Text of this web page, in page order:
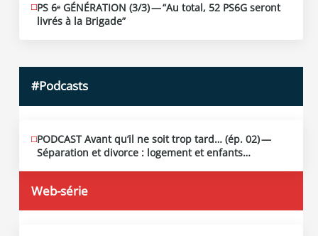
JUIN
19
2026
PS 6ᵉ GÉNÉRATION (3/​3) — “Au total, 52 PS6G seront
livrés à la Brigade”
#Podcasts
MAI
13
2026
PODCAST Avant qu’il ne soit trop tard… (ép. 02) —
Séparation et divorce : logement et enfants…
Web-série